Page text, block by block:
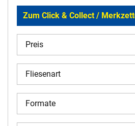
Zum Click & Collect /
Preis
Fliesenart
Formate